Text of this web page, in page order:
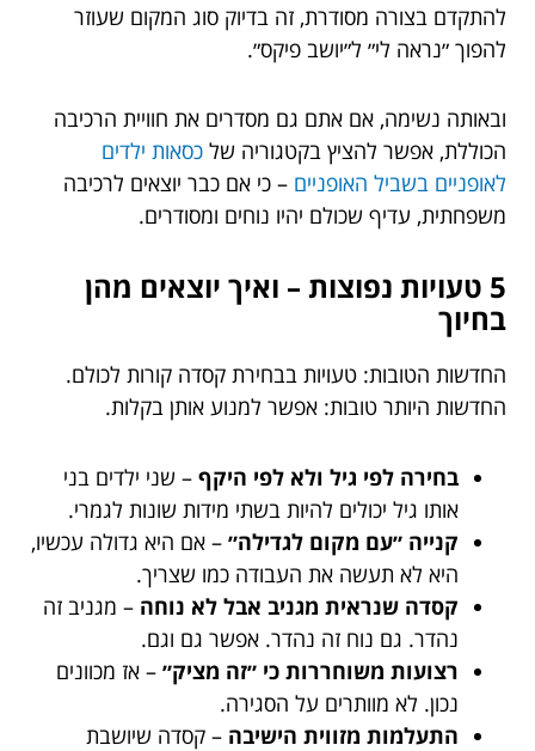
להתקדם בצורה מסודרת, זה בדיוק סוג המקום שעוזר
להפוך ״נראה לי״ ל״יושב פיקס״.
ובאותה נשימה, אם אתם גם מסדרים את חוויית הרכיבה
הכוללת, אפשר להציץ בקטגוריה של כסאות ילדים
לאופניים בשביל האופניים – כי אם כבר יוצאים לרכיבה
משפחתית, עדיף שכולם יהיו נוחים ומסודרים.
5 טעויות נפוצות – ואיך יוצאים מהן
בחיוך
החדשות הטובות: טעויות בבחירת קסדה קורות לכולם.
החדשות היותר טובות: אפשר למנוע אותן בקלות.
בחירה לפי גיל ולא לפי היקף – שני ילדים בני
אותו גיל יכולים להיות בשתי מידות שונות לגמרי.
קנייה ״עם מקום לגדילה״ – אם היא גדולה עכשיו,
היא לא תעשה את העבודה כמו שצריך.
קסדה שנראית מגניב אבל לא נוחה – מגניב זה
נהדר. גם נוח זה נהדר. אפשר גם וגם.
רצועות משוחררות כי ״זה מציק״ – אז מכוונים
נכון. לא מוותרים על הסגירה.
התעלמות מזווית הישיבה – קסדה שיושבת